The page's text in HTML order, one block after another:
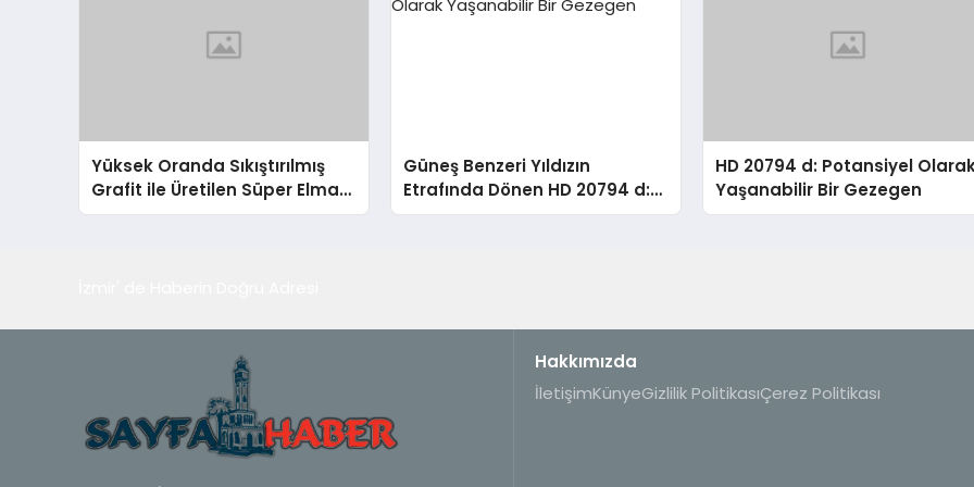
Yüksek Oranda Sıkıştırılmış
Grafit ile Üretilen Süper Elmas
Yapısı
Güneş Benzeri Yıldızın
Etrafında Dönen HD 20794 d:
Potansiyel Olarak Yaşanabilir
HD 20794 d: Potansiyel
Yaşanabilir Bir Gezegen
Hakkımızda
İletişimKünyeGizlilik PolitikasıÇerez Politikası